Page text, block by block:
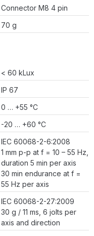
Connector M8 4 pin
70 g
< 60 kLux
IP 67
0 … +55 °C
-20 … +60 °C
IEC 60068-2-6:2008
1 mm p-p at f = 10 – 55 Hz,
duration 5 min per axis
30 min endurance at f =
55 Hz per axis
IEC 60068-2-27:2009
30 g / 11 ms, 6 jolts per
axis and direction